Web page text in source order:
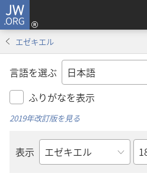
JW.ORG
エゼキエル
言語を選ぶ
ふりがなを表示
2019年改訂版を見る
表示
聖
章